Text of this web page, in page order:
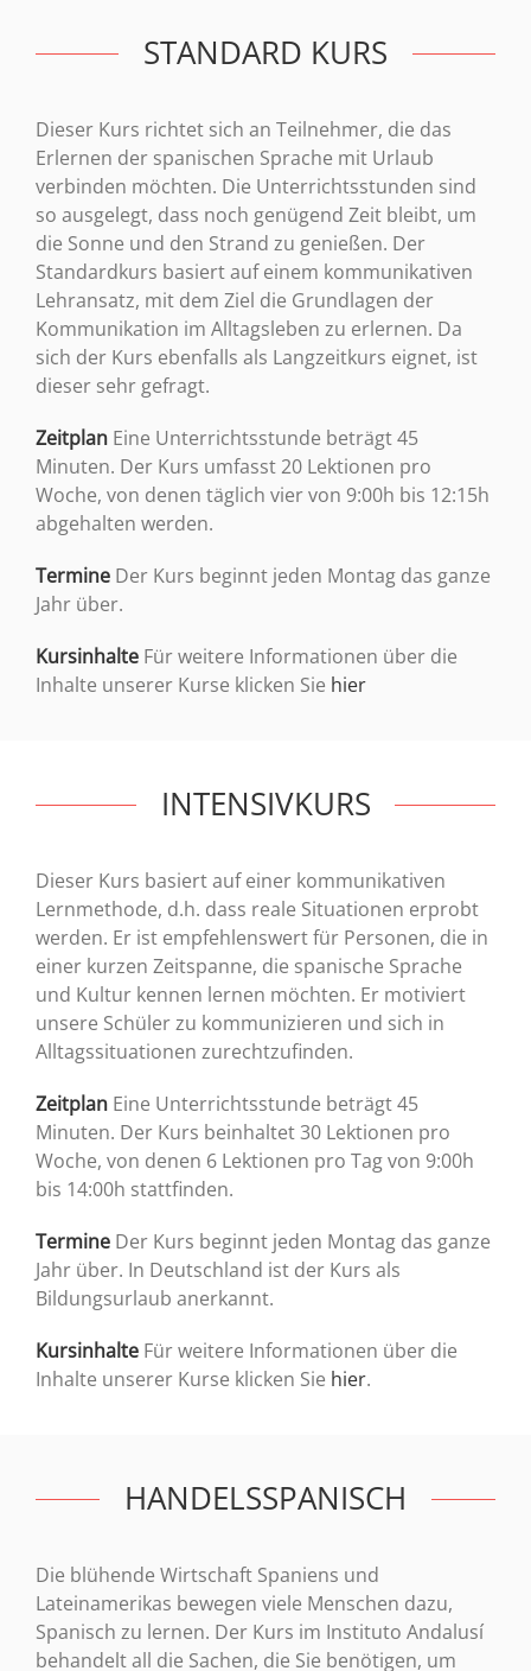
STANDARD KURS
Dieser Kurs richtet sich an Teilnehmer, die das
Erlernen der spanischen Sprache mit Urlaub
verbinden möchten. Die Unterrichtsstunden sind
so ausgelegt, dass noch genügend Zeit bleibt, um
die Sonne und den Strand zu genießen. Der
Standardkurs basiert auf einem kommunikativen
Lehransatz, mit dem Ziel die Grundlagen der
Kommunikation im Alltagsleben zu erlernen. Da
sich der Kurs ebenfalls als Langzeitkurs eignet, ist
dieser sehr gefragt.
Zeitplan Eine Unterrichtsstunde beträgt 45
Minuten. Der Kurs umfasst 20 Lektionen pro
Woche, von denen täglich vier von 9:00h bis 12:15h
abgehalten werden.
Termine Der Kurs beginnt jeden Montag das ganze
Jahr über.
Kursinhalte Für weitere Informationen über die
Inhalte unserer Kurse klicken Sie hier
INTENSIVKURS
Dieser Kurs basiert auf einer kommunikativen
Lernmethode, d.h. dass reale Situationen erprobt
werden. Er ist empfehlenswert für Personen, die in
einer kurzen Zeitspanne, die spanische Sprache
und Kultur kennen lernen möchten. Er motiviert
unsere Schüler zu kommunizieren und sich in
Alltagssituationen zurechtzufinden.
Zeitplan Eine Unterrichtsstunde beträgt 45
Minuten. Der Kurs beinhaltet 30 Lektionen pro
Woche, von denen 6 Lektionen pro Tag von 9:00h
bis 14:00h stattfinden.
Termine Der Kurs beginnt jeden Montag das ganze
Jahr über. In Deutschland ist der Kurs als
Bildungsurlaub anerkannt.
Kursinhalte Für weitere Informationen über die
Inhalte unserer Kurse klicken Sie hier.
HANDELSSPANISCH
Die blühende Wirtschaft Spaniens und
Lateinamerikas bewegen viele Menschen dazu,
Spanisch zu lernen. Der Kurs im Instituto Andalusí
behandelt all die Sachen, die Sie benötigen, um